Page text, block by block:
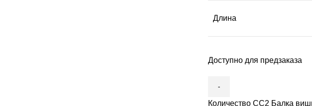
Длина
Доступно для предзаказа
Количество СС2 Балка